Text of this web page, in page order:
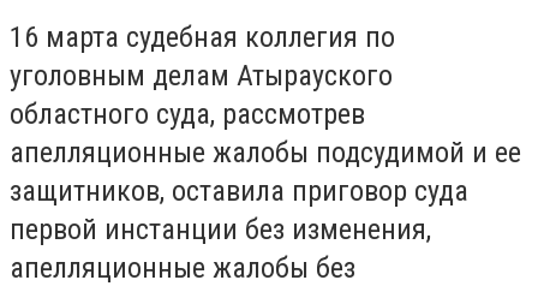
16 марта судебная коллегия по
уголовным делам Атырауского
областного суда, рассмотрев
апелляционные жалобы подсудимой и ее
защитников, оставила приговор суда
первой инстанции без изменения,
апелляционные жалобы без